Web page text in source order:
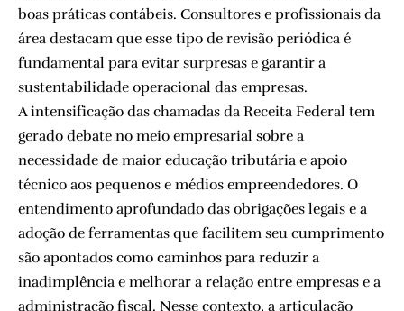
boas práticas contábeis. Consultores e profissionais da
área destacam que esse tipo de revisão periódica é
fundamental para evitar surpresas e garantir a
sustentabilidade operacional das empresas.
A intensificação das chamadas da Receita Federal tem
gerado debate no meio empresarial sobre a
necessidade de maior educação tributária e apoio
técnico aos pequenos e médios empreendedores. O
entendimento aprofundado das obrigações legais e a
adoção de ferramentas que facilitem seu cumprimento
são apontados como caminhos para reduzir a
inadimplência e melhorar a relação entre empresas e a
administração fiscal. Nesse contexto, a articulação